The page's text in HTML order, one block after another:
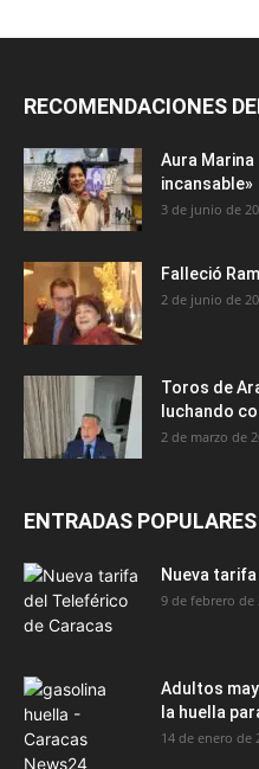
RECOMENDACIONES
Aura Marina
incansable»
3 de junio de
Falleció
2 de junio de
Toros de
luchando
2 de marzo de
ENTRADAS POPULARES
Nueva
9 de febrero de
Adultos
la huella
14 de enero de